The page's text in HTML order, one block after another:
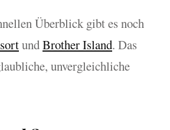
Überblick gibt es noch
undBrother Island. Das
unvergleichliche